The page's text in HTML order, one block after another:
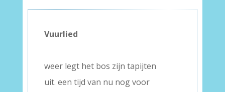
Vuurlied
weer legt het bos zijn tapijten
uit. een tijd van nu nog voor